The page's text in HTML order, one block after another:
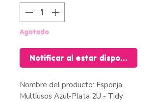
Agotado
Notificar al estar disponible
Nombre del producto: Esponja
Multiusos Azul-Plata 2U - Tidy